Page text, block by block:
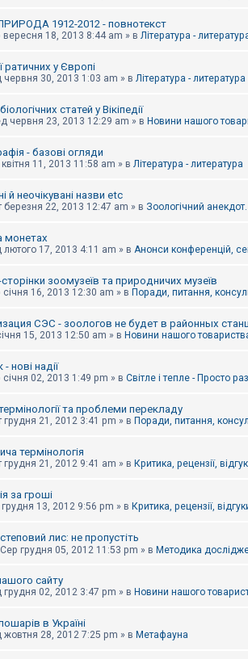
1912-2012 - повнотекст
вересня 18, 2013 8:44 am » в Література -
ратичних у Європі
червня 30, 2013 1:03 am » в Література - литература
статей у Вікіпедії
червня 23, 2013 12:29 am » в Новини нашого
- базові огляди
11, 2013 11:58 am » в Література - литература
й неочікувані назви etc
березня 22, 2013 12:47 am » в Зоологічний анекдот.
монетах
лютого 17, 2013 4:11 am » в Анонси конференцій,
сторінки зоомузеїв та природничих музеїв
січня 16, 2013 12:30 am » в Поради, питання,
СЭС - зоологов не будет в районных
15, 2013 12:50 am » в Новини нашого
- нові надії
січня 02, 2013 1:49 pm » в Світле і тепле - Просто
та проблеми перекладу
грудня 21, 2012 3:41 pm » в Поради, питання,
термінологія
грудня 21, 2012 9:41 am » в Критика, рецензії,
за гроші
грудня 13, 2012 9:56 pm » в Критика, рецензії,
лис: не пропустіть
Сер грудня 05, 2012 11:53 pm » в Методика
сайту
грудня 02, 2012 3:47 pm » в Новини нашого
в Україні
жовтня 28, 2012 7:25 pm » в Метафауна